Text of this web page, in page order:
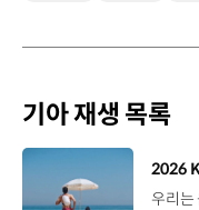
기아 재생 목록
[동영
2026